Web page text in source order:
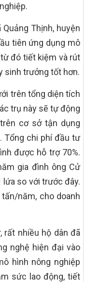
Thịnh, huyện
tiên ứng dụng mô
đó tiết kiệm và rút
sinh trưởng tốt hơn.
trên tổng diện tích
trụ này sẽ tự động
cơ sở tận dụng
Tổng chi phí đầu tư
được hỗ trợ 70%.
gia đình ông Cử
so với trước đây.
năm, cho doanh
rất nhiều hộ dân đã
nghệ hiện đại vào
hình nông nghiệp
sức lao động, tiết